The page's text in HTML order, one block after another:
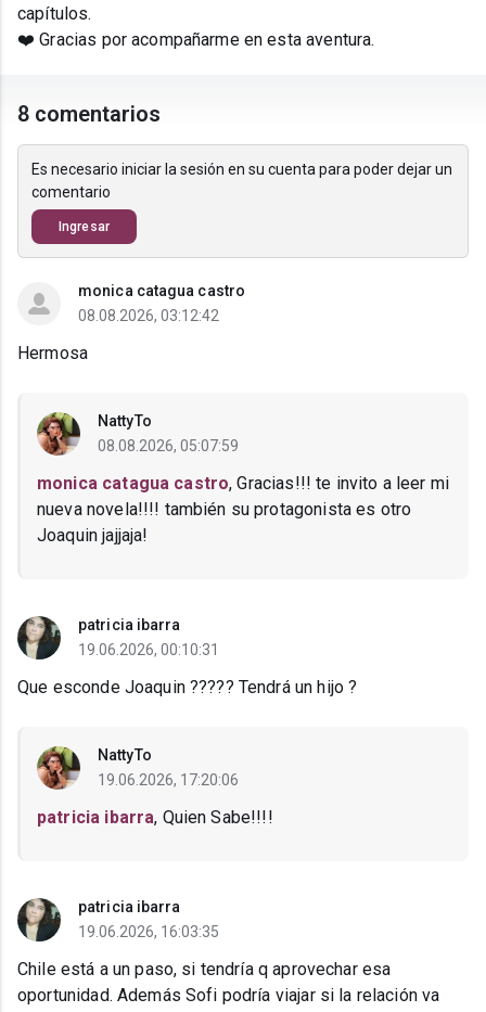
capítulos.
❤️ Gracias por acompañarme en esta aventura.
8 comentarios
Es necesario iniciar la sesión en su cuenta para poder dejar un
comentario
Ingresar
monica catagua castro
08.08.2026, 03:12:42
Hermosa
NattyTo
08.08.2026, 05:07:59
monica catagua castro, Gracias!!! te invito a leer mi
nueva novela!!!! también su protagonista es otro
Joaquin jajjaja!
patricia ibarra
19.06.2026, 00:10:31
Que esconde Joaquin ????? Tendrá un hijo ?
NattyTo
19.06.2026, 17:20:06
patricia ibarra, Quien Sabe!!!!
patricia ibarra
19.06.2026, 16:03:35
Chile está a un paso, si tendría q aprovechar esa
oportunidad. Además Sofi podría viajar si la relación va